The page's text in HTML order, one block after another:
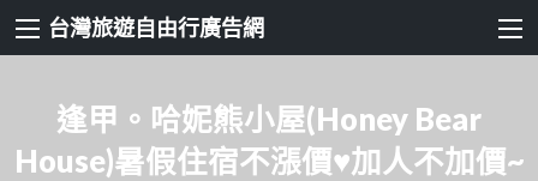
台灣旅遊自由行廣告網
逢甲。哈妮熊小屋(Honey Bear
House)暑假住宿不漲價♥加人不加價~